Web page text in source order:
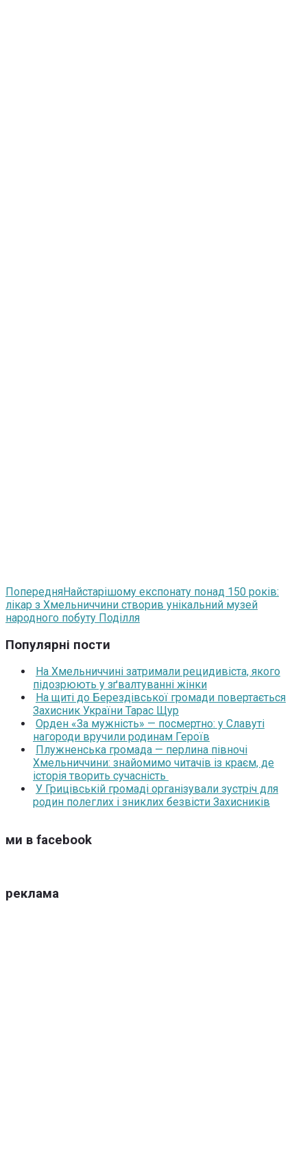
ПопередняНайстарішому експонату понад 150 років:
лікар з Хмельниччини створив унікальний музей
народного побуту Поділля
Популярні пости
На Хмельниччині затримали рецидивіста, якого
підозрюють у зґвалтуванні жінки
На щиті до Берездівської громади повертається
Захисник України Тарас Щур
Орден «За мужність» — посмертно: у Славуті
нагороди вручили родинам Героїв
Плужненська громада — перлина півночі
Хмельниччини: знайомимо читачів із краєм, де
історія творить сучасність
У Грицівській громаді організували зустріч для
родин полеглих і зниклих безвісти Захисників
ми в facebook
реклама